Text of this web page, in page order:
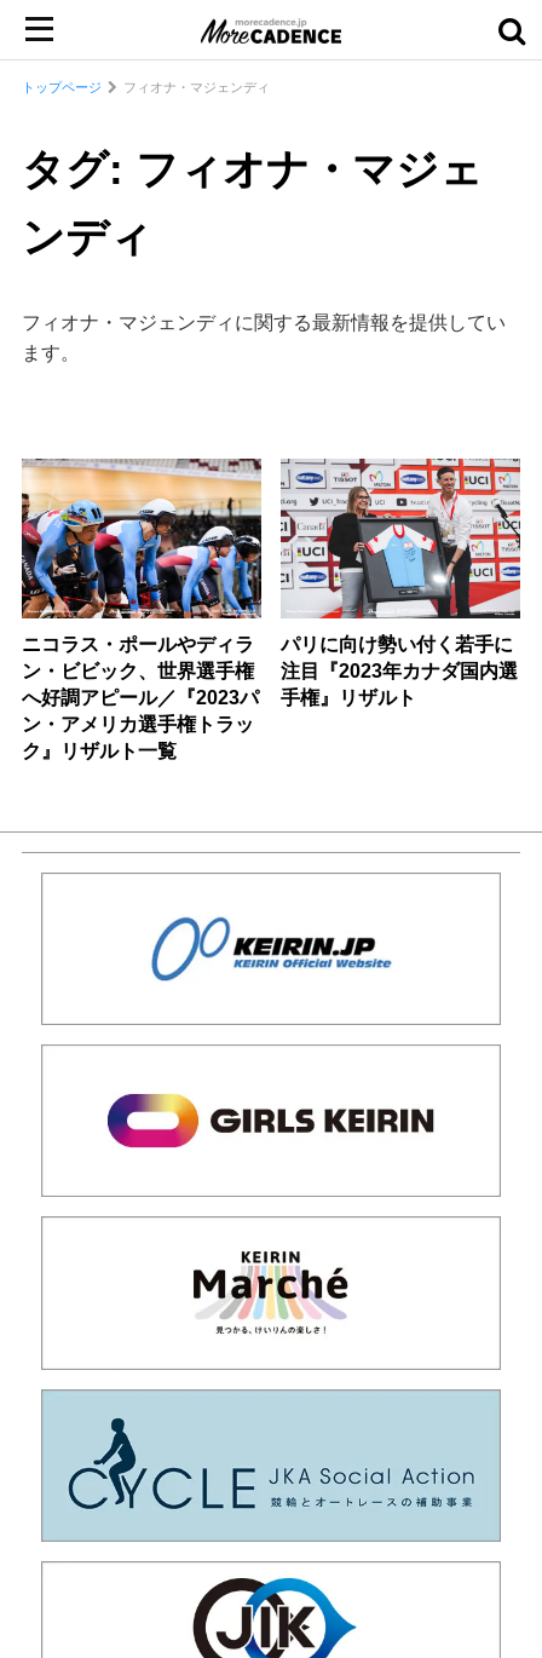
トップページ フィオナ・マジェンディ
タグ: フィオナ・マジェ
ンディ
フィオナ・マジェンディに関する最新情報を提供してい
ます。
ニコラス・ポールやディラ
ン・ビビック、世界選手権
へ好調アピール／『2023パ
ン・アメリカ選手権トラッ
ク』リザルト一覧
パリに向け勢い付く若手に
注目『2023年カナダ国内選
手権』リザルト